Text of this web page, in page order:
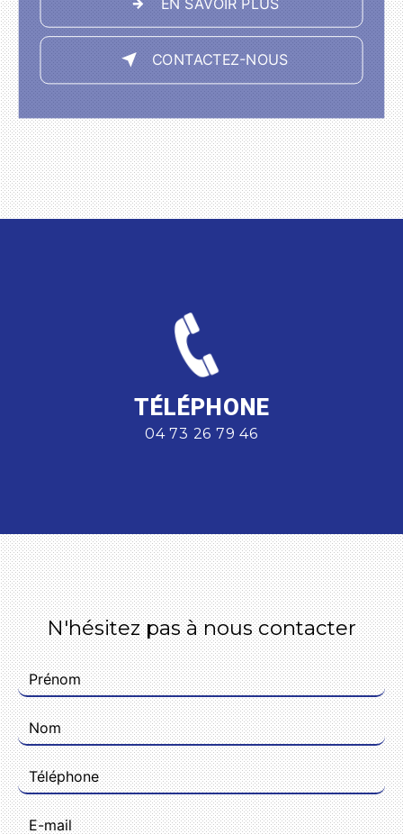
CONTACTEZ-NOUS
TÉLÉPHONE
04 73 26 79 46
N'hésitez pas à nous contacter